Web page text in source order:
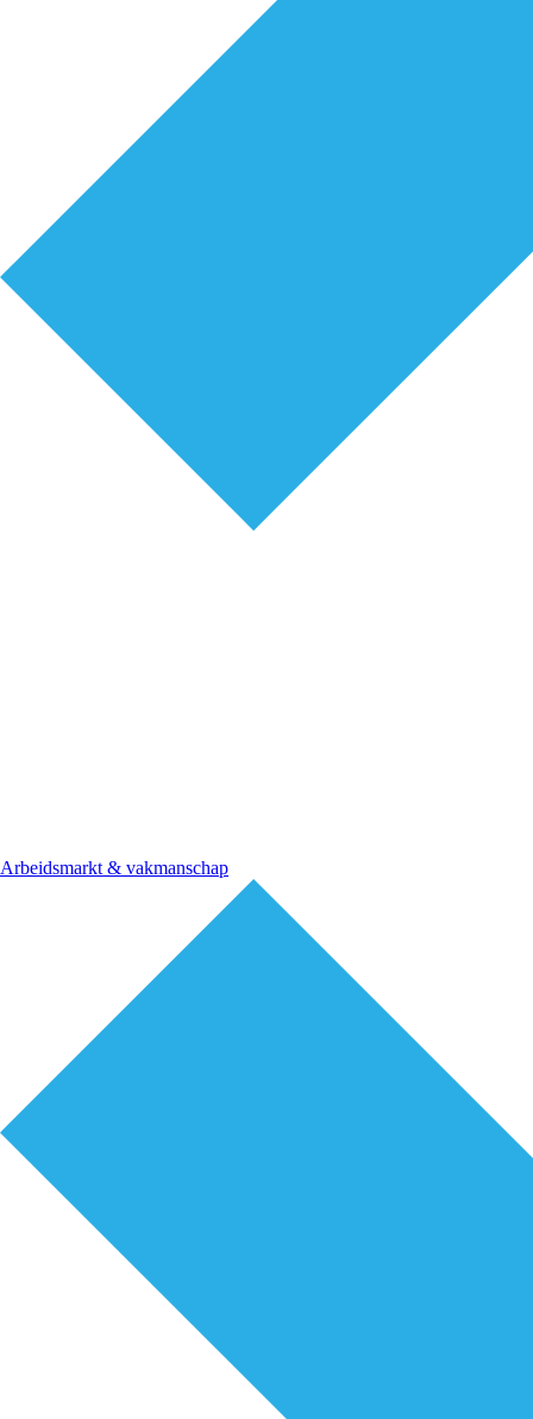
Arbeidsmarkt & vakmanschap